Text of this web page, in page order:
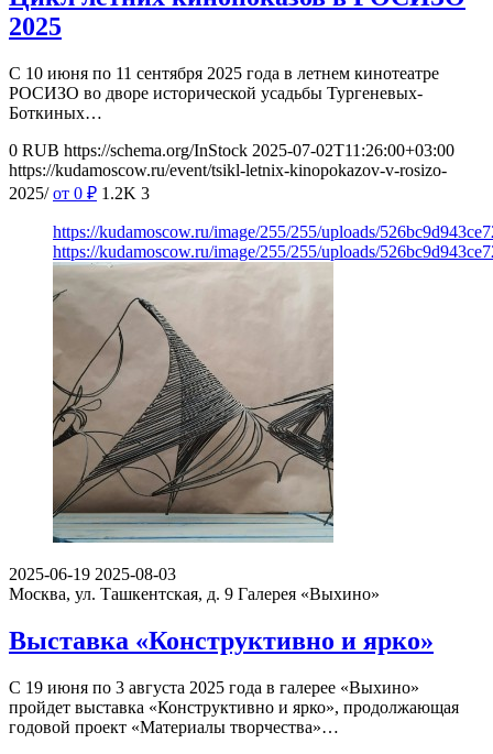
2025
С 10 июня по 11 сентября 2025 года в летнем кинотеатре
РОСИЗО во дворе исторической усадьбы Тургеневых-
Боткиных…
0 RUB https://schema.org/InStock 2025-07-02T11:26:00+03:00
https://kudamoscow.ru/event/tsikl-letnix-kinopokazov-v-rosizo-
2025/ от 0 ₽ 1.2K 3
https://kudamoscow.ru/image/255/255/uploads/
https://kudamoscow.ru/image/255/255/uploads/
2025-06-19 2025-08-03
Москва, ул. Ташкентская, д. 9 Галерея «Выхино»
Выставка «Конструктивно и ярко»
С 19 июня по 3 августа 2025 года в галерее «Выхино»
пройдет выставка «Конструктивно и ярко», продолжающая
годовой проект «Материалы творчества»…